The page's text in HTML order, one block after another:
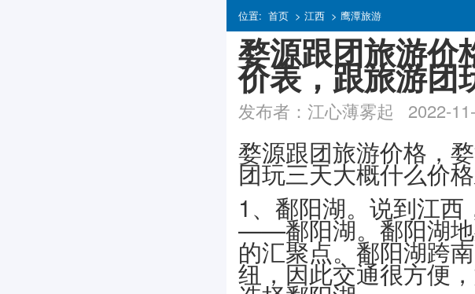
位置: 首页 > 江西 > 鹰潭旅游
婺源跟团旅游价
价表，跟旅游团
发布者：江心薄雾起 2022-
婺源跟团旅游价格，
团玩三天大概什么价格
1、鄱阳湖。说到江
——鄱阳湖。鄱阳湖地
的汇聚点。鄱阳湖跨
纽，因此交通很方便